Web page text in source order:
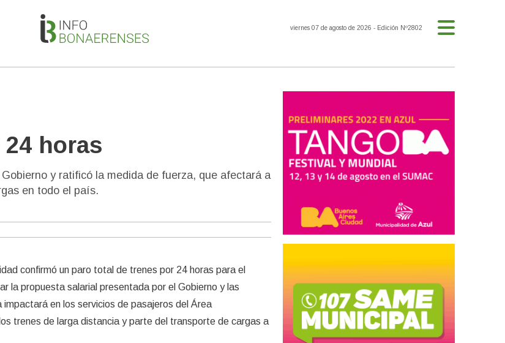
viernes 07 de agosto de 2026 - Edición Nº2802
horas
y ratificó la medida de fuerza, que afectará a
en todo el país.
confirmó un paro total de trenes por 24 horas para el
la propuesta salarial presentada por el Gobierno y las
en los servicios de pasajeros del Área
trenes de larga distancia y parte del transporte de cargas a